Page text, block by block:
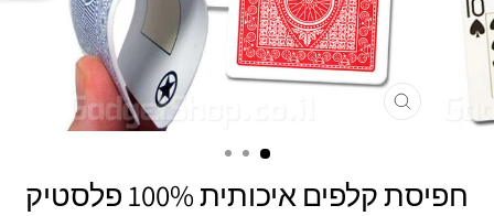
חפיסת קלפים איכותית 100% פלסטיק
סגירה